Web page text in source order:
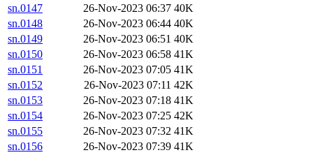
sn.0147
26-Nov-2023 06:37 40K
sn.0148
26-Nov-2023 06:44 40K
sn.0149
26-Nov-2023 06:51 40K
sn.0150
26-Nov-2023 06:58 41K
sn.0151
26-Nov-2023 07:05 41K
sn.0152
26-Nov-2023 07:11 42K
sn.0153
26-Nov-2023 07:18 41K
sn.0154
26-Nov-2023 07:25 42K
sn.0155
26-Nov-2023 07:32 41K
sn.0156
26-Nov-2023 07:39 41K